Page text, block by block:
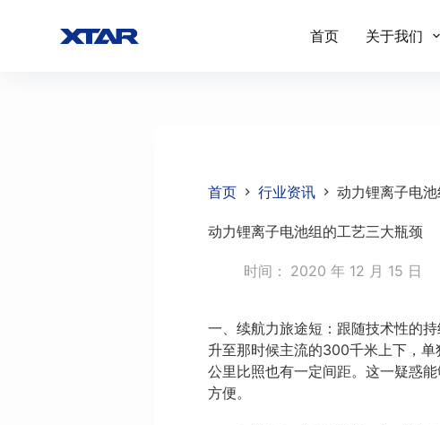
首页 关于我们
首页 行业资讯 动力锂离子电
动力锂离子电池组的工艺三大瓶颈
时间： 2020 年 12 月 15 日
一、续航力旅途短：跟随技术性的
升至那时候主流的300千米上下，
公里比照也有一定间距。这一疑惑
方便。